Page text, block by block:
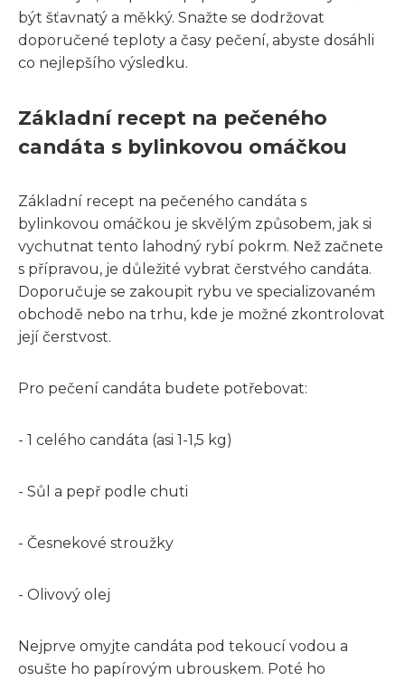
být šťavnatý a měkký. Snažte se dodržovat
doporučené teploty a časy pečení, abyste dosáhli
co nejlepšího výsledku.
Základní recept na pečeného
candáta s bylinkovou omáčkou
Základní recept na pečeného candáta s
bylinkovou omáčkou je skvělým způsobem, jak si
vychutnat tento lahodný rybí pokrm. Než začnete
s přípravou, je důležité vybrat čerstvého candáta.
Doporučuje se zakoupit rybu ve specializovaném
obchodě nebo na trhu, kde je možné zkontrolovat
její čerstvost.
Pro pečení candáta budete potřebovat:
- 1 celého candáta (asi 1-1,5 kg)
- Sůl a pepř podle chuti
- Česnekové stroužky
- Olivový olej
Nejprve omyjte candáta pod tekoucí vodou a
osušte ho papírovým ubrouskem. Poté ho